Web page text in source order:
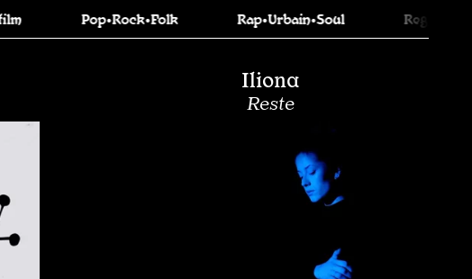
Pop•Rock•Folk Rap•Urbain•Soul
Iliona
Reste